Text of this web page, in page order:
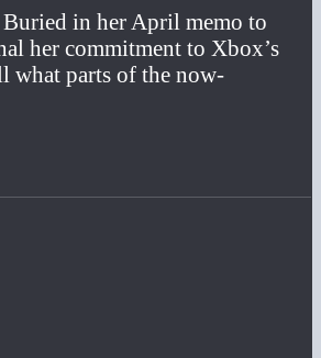
in her April memo to
her commitment to Xbox’s
what parts of the now-